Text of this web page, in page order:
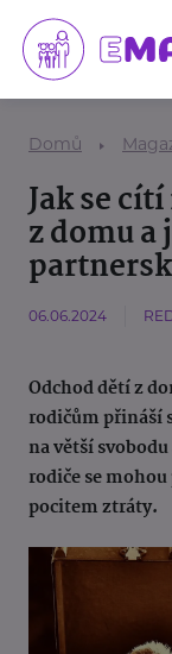
Domů
Jak se
z domu
06.06.2024
Odchod dětí z
rodičům přináší
na větší
rodiče se
pocitem ztráty.